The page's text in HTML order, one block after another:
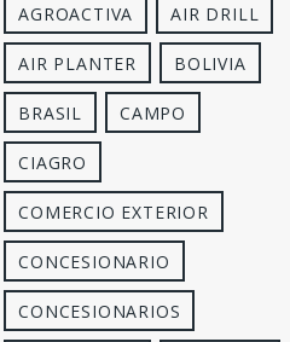
AGROACTIVA AIR DRILL
AIR PLANTER BOLIVIA
BRASIL CAMPO
CIAGRO
COMERCIO EXTERIOR
CONCESIONARIO
CONCESIONARIOS